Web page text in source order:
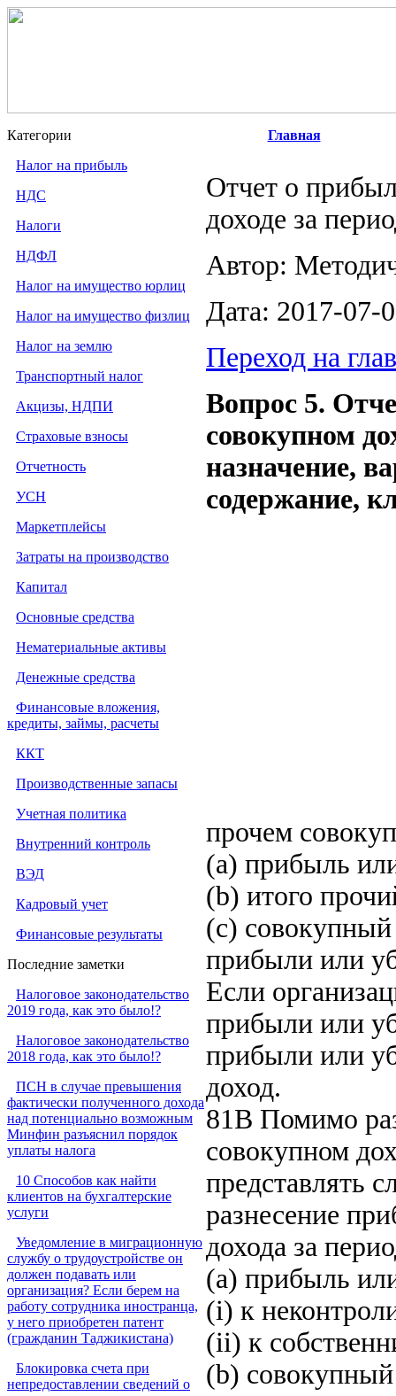
Категории
Налог на прибыль
НДС
Налоги
НДФЛ
Налог на имущество юрлиц
Налог на имущество физлиц
Налог на землю
Транспортный налог
Акцизы, НДПИ
Страховые взносы
Отчетность
УСН
Маркетплейсы
Затраты на производство
Капитал
Основные средства
Нематериальные активы
Денежные средства
Финансовые вложения,
кредиты, займы, расчеты
ККТ
Производственные запасы
Учетная политика
Внутренний контроль
ВЭД
Кадровый учет
Финансовые результаты
Последние заметки
Налоговое законодательство
2019 года, как это было!?
Налоговое законодательство
2018 года, как это было!?
ПСН в случае превышения
фактически полученного дохода
над потенциально возможным
Минфин разъяснил порядок
уплаты налога
10 Способов как найти
клиентов на бухгалтерские
услуги
Уведомление в миграционную
службу о трудоустройстве он
должен подавать или
организация? Если берем на
работу сотрудника иностранца,
у него приобретен патент
(гражданин Таджикистана)
Блокировка счета при
непредоставлении сведений о
Главная
Отчет о
доходе за
Автор:
Дата: 2017-07-
Переход на
Вопрос 5.
совокупном
назначение,
содержание,
прочем
(a) прибыль
(b) итого
(c) совокупный
прибыли или
Если
прибыли или
прибыли или
доход.
81B Помимо
совокупном
представлять
разнесение
дохода за
(a) прибыль
(i) к
(ii) к
(b)